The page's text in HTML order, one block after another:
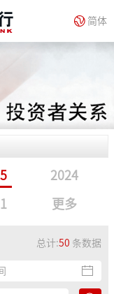
简体
2024
更多
总计:50 条数据